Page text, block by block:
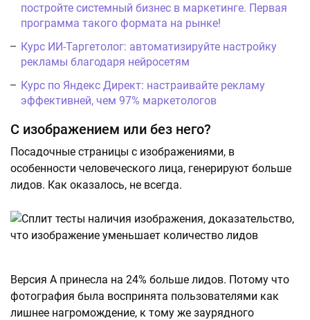
постройте системный бизнес в маркетинге. Первая
программа такого формата на рынке!
Курс ИИ-Таргетолог: автоматизируйте настройку
рекламы благодаря нейросетям
Курс по Яндекс Директ: настраивайте рекламу
эффективней, чем 97% маркетологов
С изображением или без него?
Посадочные страницы с изображениями, в
особенности человеческого лица, генерируют больше
лидов. Как оказалось, не всегда.
Версия А принесла на 24% больше лидов. Потому что
фотография была воспринята пользователями как
лишнее нагромождение, к тому же заурядного